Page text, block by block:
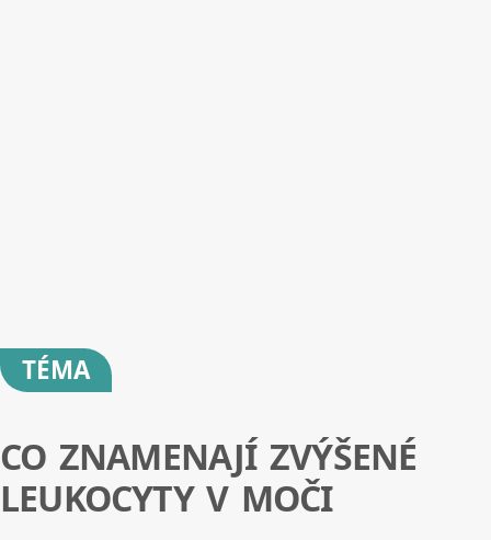
TÉMA
CO ZNAMENAJÍ ZVÝŠENÉ
LEUKOCYTY V MOČI